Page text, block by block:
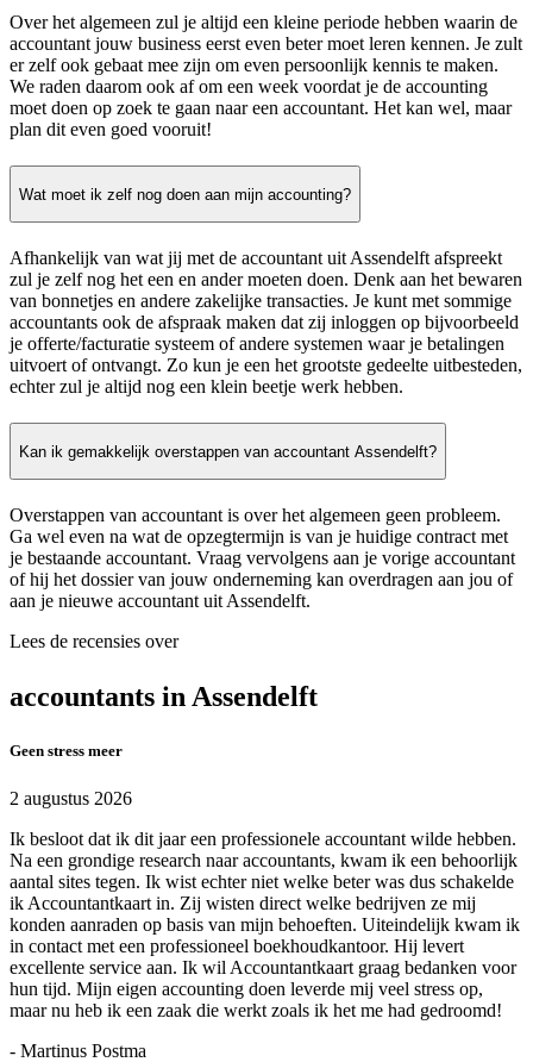
Over het algemeen zul je altijd een kleine periode hebben waarin de
accountant jouw business eerst even beter moet leren kennen. Je zult
er zelf ook gebaat mee zijn om even persoonlijk kennis te maken.
We raden daarom ook af om een week voordat je de accounting
moet doen op zoek te gaan naar een accountant. Het kan wel, maar
plan dit even goed vooruit!
Wat moet ik zelf nog doen aan mijn accounting?
Afhankelijk van wat jij met de accountant uit Assendelft afspreekt
zul je zelf nog het een en ander moeten doen. Denk aan het bewaren
van bonnetjes en andere zakelijke transacties. Je kunt met sommige
accountants ook de afspraak maken dat zij inloggen op bijvoorbeeld
je offerte/facturatie systeem of andere systemen waar je betalingen
uitvoert of ontvangt. Zo kun je een het grootste gedeelte uitbesteden,
echter zul je altijd nog een klein beetje werk hebben.
Kan ik gemakkelijk overstappen van accountant Assendelft?
Overstappen van accountant is over het algemeen geen probleem.
Ga wel even na wat de opzegtermijn is van je huidige contract met
je bestaande accountant. Vraag vervolgens aan je vorige accountant
of hij het dossier van jouw onderneming kan overdragen aan jou of
aan je nieuwe accountant uit Assendelft.
Lees de recensies over
accountants in Assendelft
Geen stress meer
2 augustus 2026
Ik besloot dat ik dit jaar een professionele accountant wilde hebben.
Na een grondige research naar accountants, kwam ik een behoorlijk
aantal sites tegen. Ik wist echter niet welke beter was dus schakelde
ik Accountantkaart in. Zij wisten direct welke bedrijven ze mij
konden aanraden op basis van mijn behoeften. Uiteindelijk kwam ik
in contact met een professioneel boekhoudkantoor. Hij levert
excellente service aan. Ik wil Accountantkaart graag bedanken voor
hun tijd. Mijn eigen accounting doen leverde mij veel stress op,
maar nu heb ik een zaak die werkt zoals ik het me had gedroomd!
- Martinus Postma